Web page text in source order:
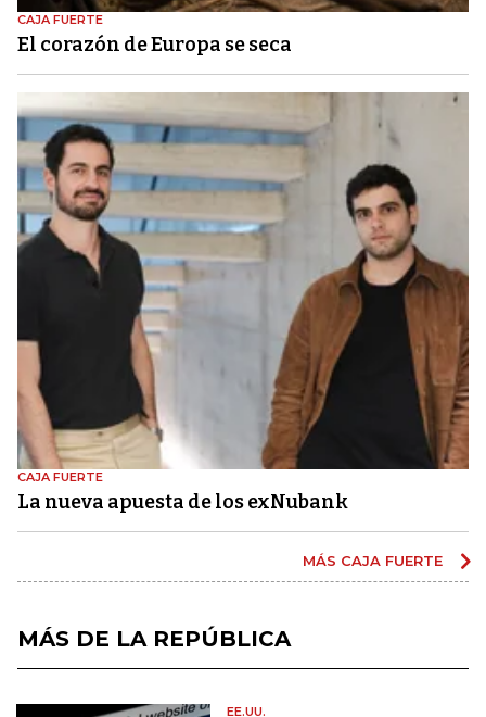
CAJA FUERTE
El corazón de Europa se seca
CAJA FUERTE
La nueva apuesta de los exNubank
MÁS CAJA FUERTE
MÁS DE LA REPÚBLICA
EE.UU.